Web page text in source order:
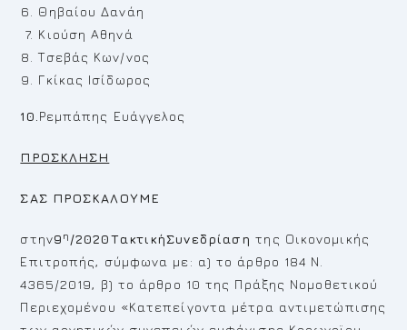
Θηβαίου Δανάη
Κιούση Αθηνά
Τσεβάς Κων/νος
Γκίκας Ισίδωρος
10. Ρεμπάπης Ευάγγελος
ΠΡΟΣΚΛΗΣΗ
ΣΑΣ ΠΡΟΣΚΑΛΟΥΜΕ
στην9 η /2020ΤακτικήΣυνεδρίαση της Οικονομικής
Επιτροπής, σύμφωνα με: α) το άρθρο 184 Ν.
4365/2019, β) το άρθρο 10 της Πράξης Νομοθετικού
Περιεχομένου «Κατεπείγοντα μέτρα αντιμετώπισης